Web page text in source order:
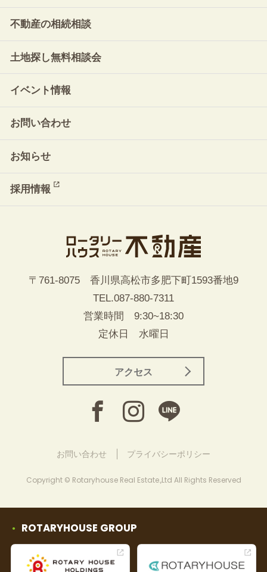
不動産の相続相談
土地探し無料相談会
イベント情報
お問い合わせ
お知らせ
採用情報
〒761-8075 香川県高松市多肥下町1593番地9
TEL.087-880-7311
営業時間 9:30~18:30
定休日 水曜日
アクセス
お問い合わせ プライバシーポリシー
Copyright © Rotaryhouse Real Estate.,Ltd All Rights Reserved
ROTARYHOUSE GROUP